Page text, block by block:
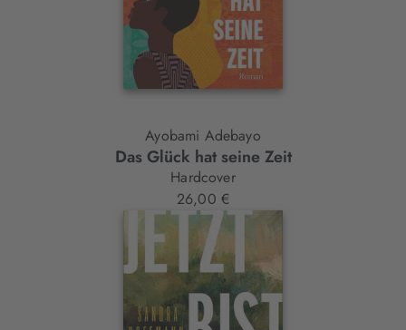
Ayobami Adebayo
Das Glück hat seine Zeit
Hardcover
26,00 €